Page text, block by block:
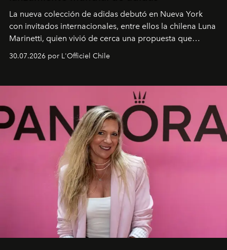
La nueva colección de adidas debutó en Nueva York
con invitados internacionales, entre ellos la chilena Luna
Marinetti, quien vivió de cerca una propuesta que
30.07.2026 por L'Officiel Chile